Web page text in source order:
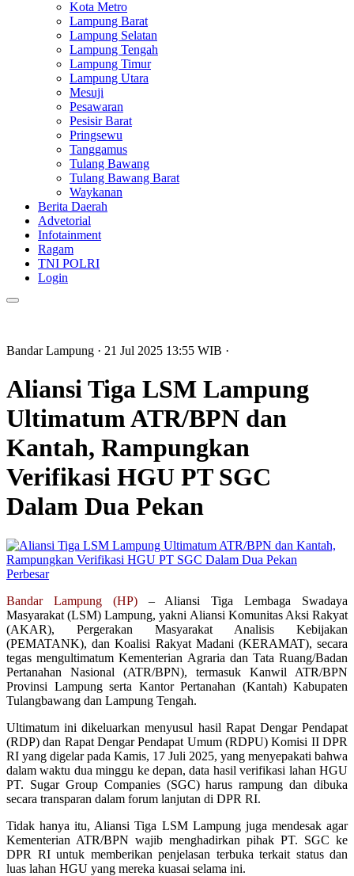
Kota Metro
Lampung Barat
Lampung Selatan
Lampung Tengah
Lampung Timur
Lampung Utara
Mesuji
Pesawaran
Pesisir Barat
Pringsewu
Tanggamus
Tulang Bawang
Tulang Bawang Barat
Waykanan
Berita Daerah
Advetorial
Infotainment
Ragam
TNI POLRI
Login
Bandar Lampung · 21 Jul 2025 13:55 WIB ·
Aliansi Tiga LSM Lampung
Ultimatum ATR/BPN dan
Kantah, Rampungkan
Verifikasi HGU PT SGC
Dalam Dua Pekan
Perbesar
Bandar Lampung (HP) – Aliansi Tiga Lembaga Swadaya
Masyarakat (LSM) Lampung, yakni Aliansi Komunitas Aksi Rakyat
(AKAR), Pergerakan Masyarakat Analisis Kebijakan
(PEMATANK), dan Koalisi Rakyat Madani (KERAMAT), secara
tegas mengultimatum Kementerian Agraria dan Tata Ruang/Badan
Pertanahan Nasional (ATR/BPN), termasuk Kanwil ATR/BPN
Provinsi Lampung serta Kantor Pertanahan (Kantah) Kabupaten
Tulangbawang dan Lampung Tengah.
Ultimatum ini dikeluarkan menyusul hasil Rapat Dengar Pendapat
(RDP) dan Rapat Dengar Pendapat Umum (RDPU) Komisi II DPR
RI yang digelar pada Kamis, 17 Juli 2025, yang menyepakati bahwa
dalam waktu dua minggu ke depan, data hasil verifikasi lahan HGU
PT. Sugar Group Companies (SGC) harus rampung dan dibuka
secara transparan dalam forum lanjutan di DPR RI.
Tidak hanya itu, Aliansi Tiga LSM Lampung juga mendesak agar
Kementerian ATR/BPN wajib menghadirkan pihak PT. SGC ke
DPR RI untuk memberikan penjelasan terbuka terkait status dan
luas lahan HGU yang mereka kuasai selama ini.